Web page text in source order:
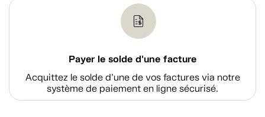
Payer le solde d'une facture
Acquittez le solde d’une de vos factures via notre
système de paiement en ligne sécurisé.